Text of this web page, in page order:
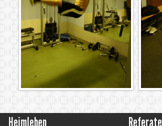
Heimleben Referate